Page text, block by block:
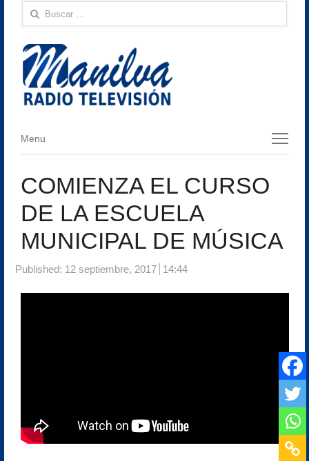
Buscar:
Menu
Menu
COMIENZA EL CURSO
DE LA ESCUELA
MUNICIPAL DE MÚSICA
Published: 12 septiembre, 2017 14:44